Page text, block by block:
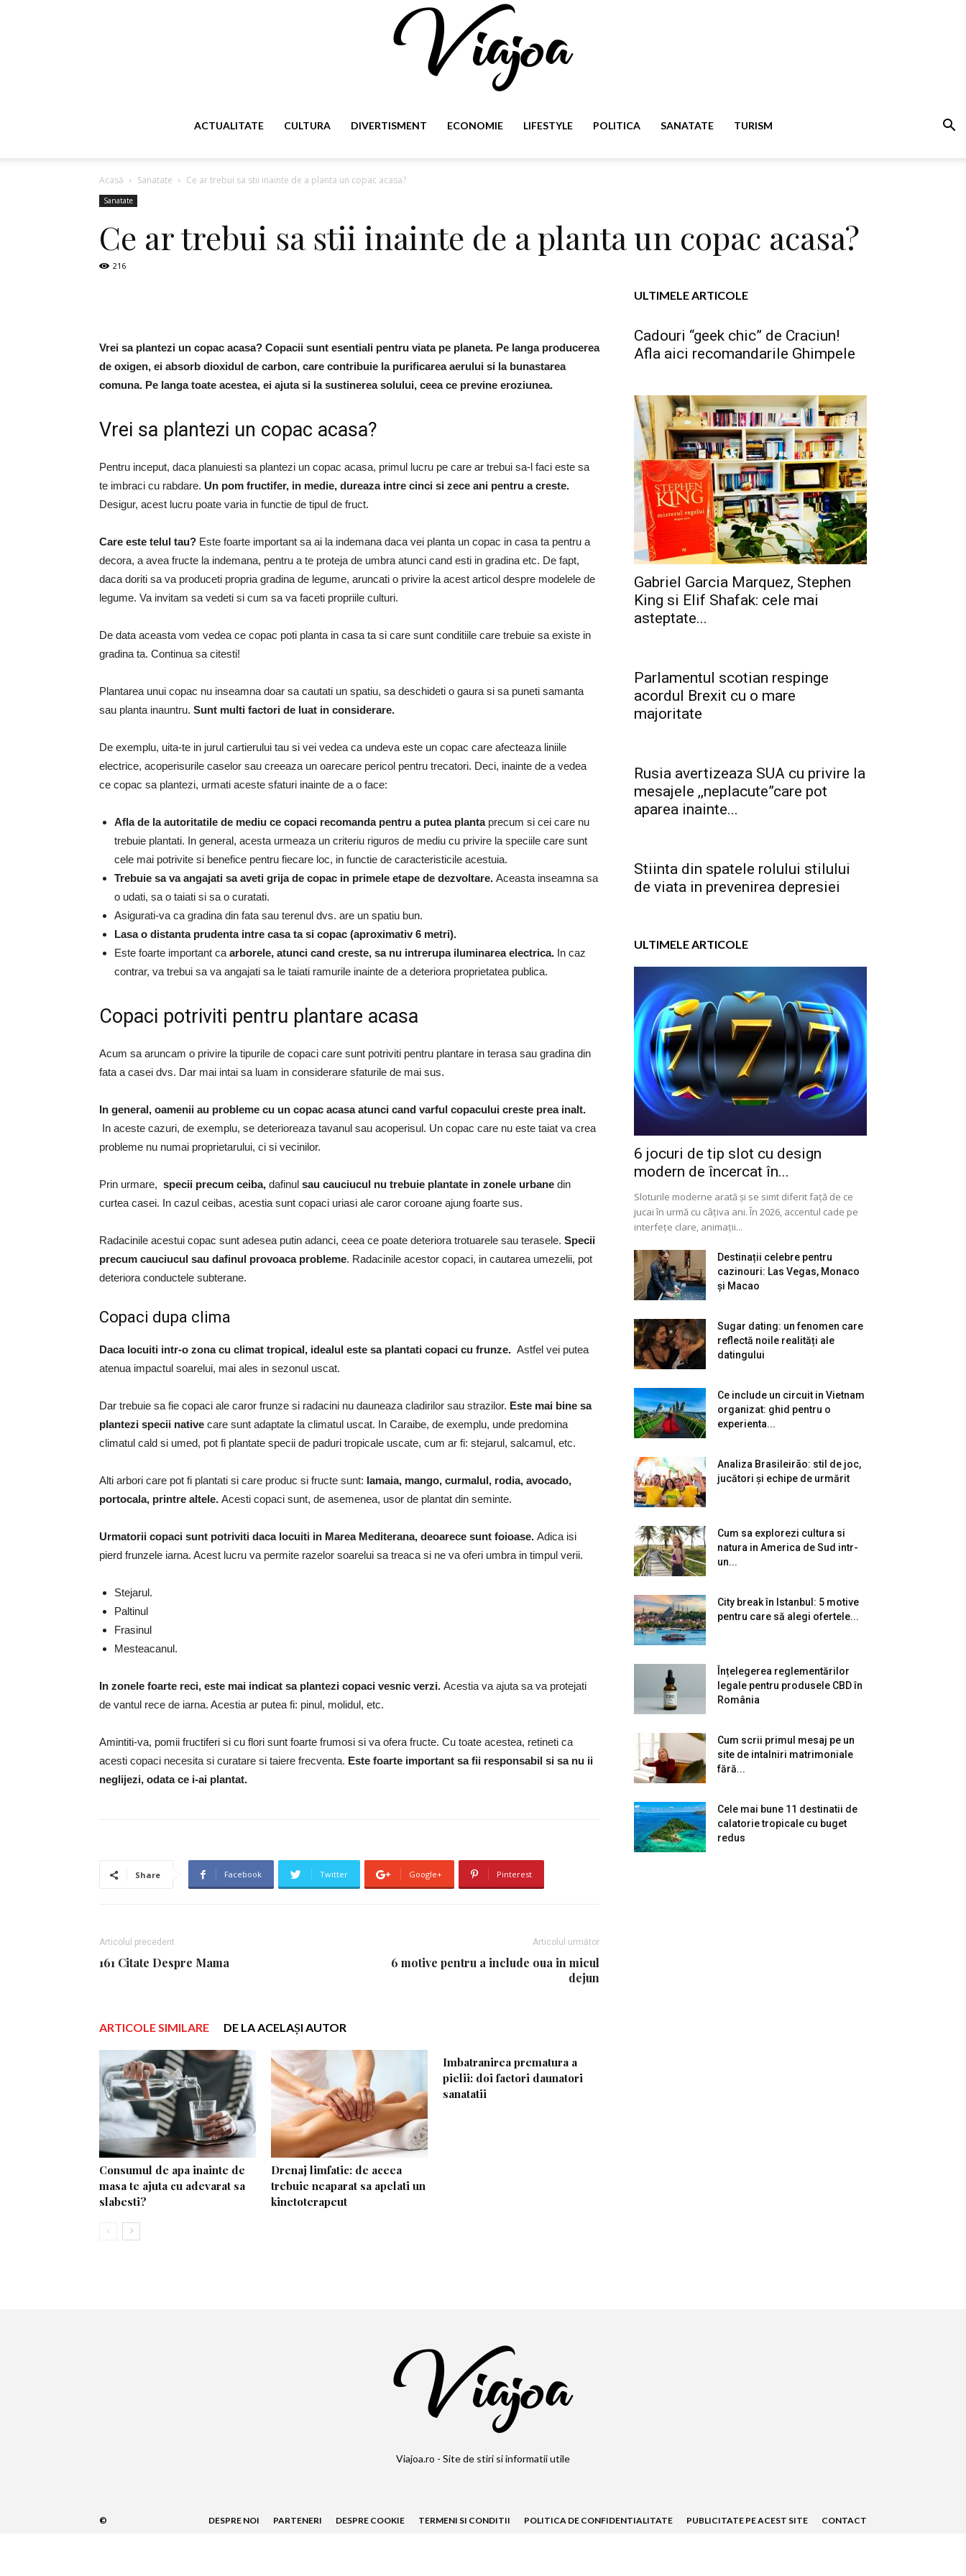
ACTUALITATE CULTURA DIVERTISMENT ECONOMIE LIFESTYLE POLITICA SANATATE TURISM
Acasă Sanatate Ce ar trebui sa stii inainte de a planta un copac acasa?
Sanatate
Ce ar trebui sa stii inainte de a planta un copac acasa?
216
Vrei sa plantezi un copac acasa? Copacii sunt esentiali pentru viata pe planeta. Pe langa producerea
de oxigen, ei absorb dioxidul de carbon, care contribuie la purificarea aerului si la bunastarea
comuna. Pe langa toate acestea, ei ajuta si la sustinerea solului, ceea ce previne eroziunea.
Vrei sa plantezi un copac acasa?
Pentru inceput, daca planuiesti sa plantezi un copac acasa, primul lucru pe care ar trebui sa-l faci este sa
te imbraci cu rabdare. Un pom fructifer, in medie, dureaza intre cinci si zece ani pentru a creste.
Desigur, acest lucru poate varia in functie de tipul de fruct.
Care este telul tau? Este foarte important sa ai la indemana daca vei planta un copac in casa ta pentru a
decora, a avea fructe la indemana, pentru a te proteja de umbra atunci cand esti in gradina etc. De fapt,
daca doriti sa va produceti propria gradina de legume, aruncati o privire la acest articol despre modelele de
legume. Va invitam sa vedeti si cum sa va faceti propriile culturi.
De data aceasta vom vedea ce copac poti planta in casa ta si care sunt conditiile care trebuie sa existe in
gradina ta. Continua sa citesti!
Plantarea unui copac nu inseamna doar sa cautati un spatiu, sa deschideti o gaura si sa puneti samanta
sau planta inauntru. Sunt multi factori de luat in considerare.
De exemplu, uita-te in jurul cartierului tau si vei vedea ca undeva este un copac care afecteaza liniile
electrice, acoperisurile caselor sau creeaza un oarecare pericol pentru trecatori. Deci, inainte de a vedea
ce copac sa plantezi, urmati aceste sfaturi inainte de a o face:
Afla de la autoritatile de mediu ce copaci recomanda pentru a putea plantaprecum si cei care nu
trebuie plantati. In general, acesta urmeaza un criteriu riguros de mediu cu privire la speciile care sunt
cele mai potrivite si benefice pentru fiecare loc, in functie de caracteristicile acestuia.
Trebuie sa va angajati sa aveti grija de copac in primele etape de dezvoltare. Aceasta inseamna sa
o udati, sa o taiati si sa o curatati.
Asigurati-va ca gradina din fata sau terenul dvs. are un spatiu bun.
Lasa o distanta prudenta intre casa ta si copac (aproximativ 6 metri).
Este foarte important ca arborele, atunci cand creste, sa nu intrerupa iluminarea electrica. In caz
contrar, va trebui sa va angajati sa le taiati ramurile inainte de a deteriora proprietatea publica.
Copaci potriviti pentru plantare acasa
Acum sa aruncam o privire la tipurile de copaci care sunt potriviti pentru plantare in terasa sau gradina din
fata a casei dvs. Dar mai intai sa luam in considerare sfaturile de mai sus.
In general, oamenii au probleme cu un copac acasa atunci cand varful copacului creste prea inalt.
In aceste cazuri, de exemplu, se deterioreaza tavanul sau acoperisul. Un copac care nu este taiat va crea
probleme nu numai proprietarului, ci si vecinilor.
Prin urmare, specii precum ceiba, dafinul sau cauciucul nu trebuie plantate in zonele urbane din
curtea casei. In cazul ceibas, acestia sunt copaci uriasi ale caror coroane ajung foarte sus.
Radacinile acestui copac sunt adesea putin adanci, ceea ce poate deteriora trotuarele sau terasele. Specii
precum cauciucul sau dafinul provoaca probleme. Radacinile acestor copaci, in cautarea umezelii, pot
deteriora conductele subterane.
Copaci dupa clima
Daca locuiti intr-o zona cu climat tropical, idealul este sa plantati copaci cu frunze. Astfel vei putea
atenua impactul soarelui, mai ales in sezonul uscat.
Dar trebuie sa fie copaci ale caror frunze si radacini nu dauneaza cladirilor sau strazilor. Este mai bine sa
plantezi specii native care sunt adaptate la climatul uscat. In Caraibe, de exemplu, unde predomina
climatul cald si umed, pot fi plantate specii de paduri tropicale uscate, cum ar fi: stejarul, salcamul, etc.
Alti arbori care pot fi plantati si care produc si fructe sunt: ​​lamaia, mango, curmalul, rodia, avocado,
portocala, printre altele. Acesti copaci sunt, de asemenea, usor de plantat din seminte.
Urmatorii copaci sunt potriviti daca locuiti in Marea Mediterana, deoarece sunt foioase. Adica isi
pierd frunzele iarna. Acest lucru va permite razelor soarelui sa treaca si ne va oferi umbra in timpul verii.
Stejarul.
Paltinul
Frasinul
Mesteacanul.
In zonele foarte reci, este mai indicat sa plantezi copaci vesnic verzi. Acestia va ajuta sa va protejati
de vantul rece de iarna. Acestia ar putea fi: pinul, molidul, etc.
Amintiti-va, pomii fructiferi si cu flori sunt foarte frumosi si va ofera fructe. Cu toate acestea, retineti ca
acesti copaci necesita si curatare si taiere frecventa. Este foarte important sa fii responsabil si sa nu ii
neglijezi, odata ce i-ai plantat.
Share Facebook Twitter Google+ Pinterest
Articolul precedent
161 Citate Despre Mama
Articolul următor
6 motive pentru a include oua in micul
dejun
ARTICOLE SIMILARE DE LA ACELAȘI AUTOR
Consumul de apa inainte de
masa te ajuta cu adevarat sa
slabesti?
Drenaj limfatic: de aceea
trebuie neaparat sa apelati un
kinetoterapeut
Imbatranirea prematura a
pielii: doi factori daunatori
sanatatii
ULTIMELE ARTICOLE
Cadouri “geek chic” de Craciun!
Afla aici recomandarile Ghimpele
Gabriel Garcia Marquez, Stephen
King si Elif Shafak: cele mai
asteptate...
Parlamentul scotian respinge
acordul Brexit cu o mare
majoritate
Rusia avertizeaza SUA cu privire la
mesajele ,,neplacute”care pot
aparea inainte...
Stiinta din spatele rolului stilului
de viata in prevenirea depresiei
ULTIMELE ARTICOLE
6 jocuri de tip slot cu design
modern de încercat în...
Sloturile moderne arată și se simt diferit față de ce
jucai în urmă cu câțiva ani. În 2026, accentul cade pe
interfețe clare, animații...
Destinații celebre pentru
cazinouri: Las Vegas, Monaco
și Macao
Sugar dating: un fenomen care
reflectă noile realități ale
datingului
Ce include un circuit in Vietnam
organizat: ghid pentru o
experienta...
Analiza Brasileirão: stil de joc,
jucători și echipe de urmărit
Cum sa explorezi cultura si
natura in America de Sud intr-
un...
City break în Istanbul: 5 motive
pentru care să alegi ofertele...
Înțelegerea reglementărilor
legale pentru produsele CBD în
România
Cum scrii primul mesaj pe un
site de intalniri matrimoniale
fără...
Cele mai bune 11 destinatii de
calatorie tropicale cu buget
redus
Viajoa.ro - Site de stiri si informatii utile
DESPRE NOI PARTENERI DESPRE COOKIE TERMENI SI CONDITII POLITICA DE CONFIDENTIALITATE PUBLICITATE PE ACEST SITE CONTACT
©